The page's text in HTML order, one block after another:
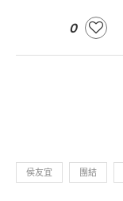
0
侯友宜 團結